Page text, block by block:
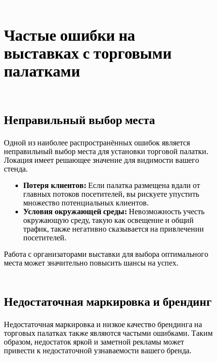
Частые ошибки на
выставках с торговыми
палатками
Неправильный выбор места
Одной из наиболее распространённых ошибок является
неправильный выбор места для установки торговой палатки.
Локация имеет решающее значение для видимости вашего
стенда.
Потеря клиентов: Если палатка размещена вдали от
главных потоков посетителей, вы рискуете упустить
множество потенциальных клиентов.
Условия окружающей среды: Невозможность учесть
окружающую среду, такую как освещение и общий
трафик, также негативно сказывается на привлечении
посетителей.
Работа с организаторами выставки для выбора оптимального
места может значительно повысить шансы на успех.
Недостаточная маркировка и брендинг
Недостаточная маркировка и низкое качество брендинга на
торговых палатках также являются частыми ошибками. Таким
образом, недостаток яркой и заметной рекламы может
привести к недостаточной узнаваемости вашего бренда.